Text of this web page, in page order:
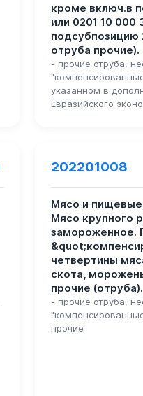
кроме включ.в
или 0201 10 000
подсубпозицию
отруба прочие).
- прочие отруба,
указанном в
Евразийского
202201008
Мясо и
Мясо крупного
замороженное.
четвертины
скота,
прочие (отруба).
- прочие отруба,
прочие